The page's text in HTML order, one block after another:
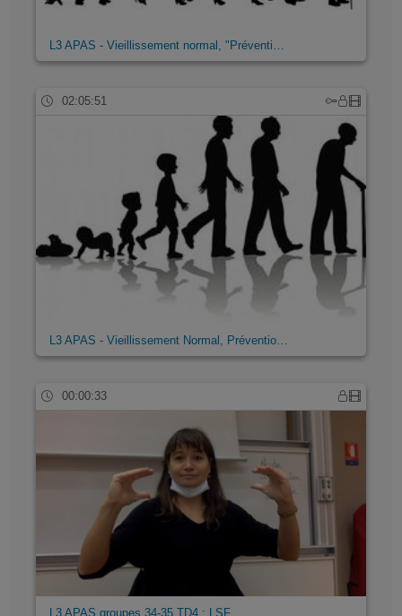
L3 APAS - Vieillissement normal, "Préventi…
02:05:51
L3 APAS - Vieillissement Normal, Préventio…
00:00:33
L3 APAS groupes 34-35 TD4 : LSF